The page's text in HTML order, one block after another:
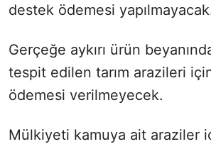
destek ödemesi
Gerçeğe aykırı ürün
tespit edilen tarım arazileri
ödemesi verilmeyecek.
Mülkiyeti kamuya ait araziler